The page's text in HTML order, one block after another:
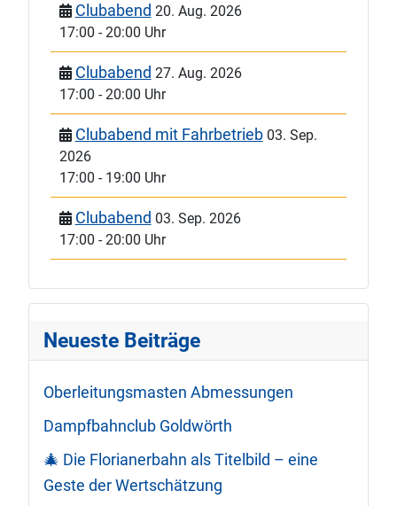
Clubabend 20. Aug. 2026
17:00 -20:00 Uhr
Clubabend 27. Aug. 2026
17:00 -20:00 Uhr
Clubabend mit Fahrbetrieb 03. Sep.
2026
17:00 - 19:00 Uhr
Clubabend 03. Sep. 2026
17:00 -20:00 Uhr
Neueste Beiträge
Oberleitungsmasten Abmessungen
Dampfbahnclub Goldwörth
🎄 Die Florianerbahn als Titelbild – eine
Geste der Wertschätzung